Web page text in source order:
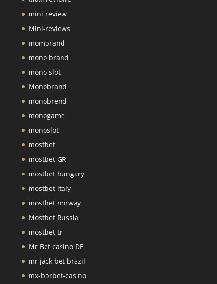
mini-review
Mini-reviews
mombrand
mono brand
mono slot
Monobrand
monobrend
monogame
monoslot
mostbet
mostbet GR
mostbet hungary
mostbet italy
mostbet norway
Mostbet Russia
mostbet tr
Mr Bet casino DE
mr jack bet brazil
mx-bbrbet-casino